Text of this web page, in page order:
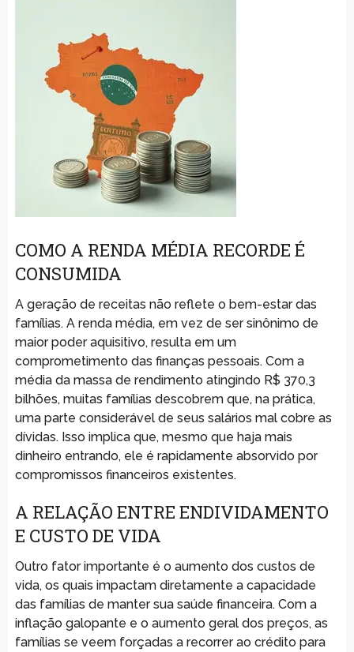
COMO A RENDA MÉDIA RECORDE É
CONSUMIDA
A geração de receitas não reflete o bem-estar das
famílias. A renda média, em vez de ser sinônimo de
maior poder aquisitivo, resulta em um
comprometimento das finanças pessoais. Com a
média da massa de rendimento atingindo R$ 370,3
bilhões, muitas famílias descobrem que, na prática,
uma parte considerável de seus salários mal cobre as
dívidas. Isso implica que, mesmo que haja mais
dinheiro entrando, ele é rapidamente absorvido por
compromissos financeiros existentes.
A RELAÇÃO ENTRE ENDIVIDAMENTO
E CUSTO DE VIDA
Outro fator importante é o aumento dos custos de
vida, os quais impactam diretamente a capacidade
das famílias de manter sua saúde financeira. Com a
inflação galopante e o aumento geral dos preços, as
famílias se veem forçadas a recorrer ao crédito para